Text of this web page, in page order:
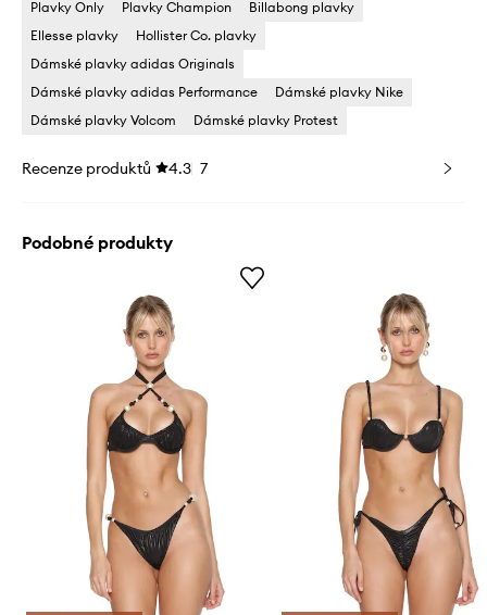
Plavky Only Plavky Champion
Billabong plavky
Ellesse plavky
Hollister Co. plavky
Dámské plavky adidas Originals
Dámské plavky adidas Performance
Dámské plavky Nike
Dámské plavky Volcom
Dámské plavky Protest
Recenze produktů 4.3 7
Podobné produkty